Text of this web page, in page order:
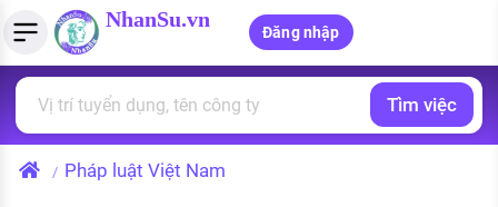
NhanSu.vn
Đăng nhập
Tìm việc làm
Việc làm ngành luật
Quản lý CV
Tải CV lên
Tính lương Gross - Net
Tính thuế thu nhập cá nhân
PHÁP LUẬT VIỆT NAM
Văn bản pháp luật
Tìm việc
/ Pháp luật Việt Nam